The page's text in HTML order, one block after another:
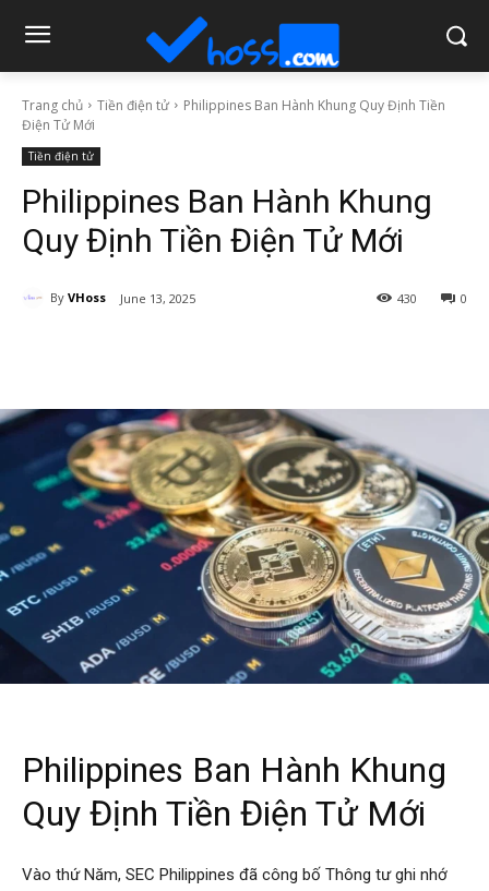
Trang chủ Tiền điện tử
Philippines Ban Hành Khung Quy Định Tiền
Điện Tử Mới
Tiền điện tử
Philippines Ban Hành Khung
Quy Định Tiền Điện Tử Mới
By VHoss June 13, 2025 0
430
Philippines Ban Hành Khung
Quy Định Tiền Điện Tử Mới
Vào thứ Năm, SEC Philippines đã công bố Thông tư ghi nhớ